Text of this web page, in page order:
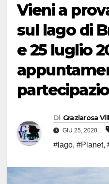
Vieni a
sul lago di
e 25 luglio
Di Graziarosa
GIU 25, 2020
#lago, #Planet,